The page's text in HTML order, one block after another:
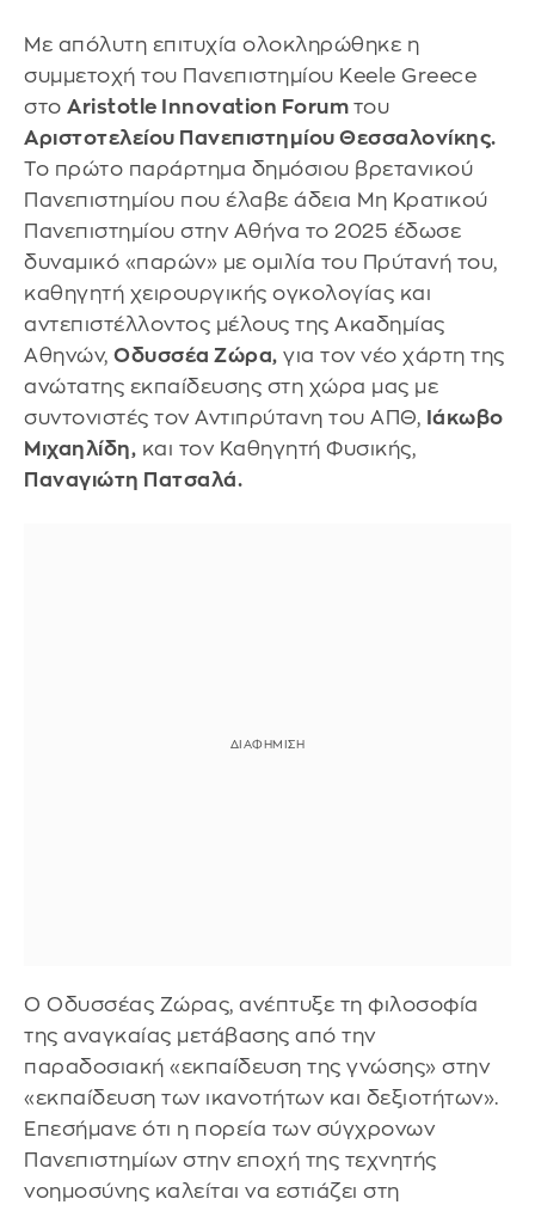
Με απόλυτη επιτυχία ολοκληρώθηκε η
συμμετοχή του Πανεπιστημίου Keele Greece
στο Aristotle Innovation Forum του
Αριστοτελείου Πανεπιστημίου Θεσσαλονίκης.
Το πρώτο παράρτημα δημόσιου βρετανικού
Πανεπιστημίου που έλαβε άδεια Μη Κρατικού
Πανεπιστημίου στην Αθήνα το 2025 έδωσε
δυναμικό «παρών» με ομιλία του Πρύτανή του,
καθηγητή χειρουργικής ογκολογίας και
αντεπιστέλλοντος μέλους της Ακαδημίας
Αθηνών, Οδυσσέα Ζώρα, για τον νέο χάρτη της
ανώτατης εκπαίδευσης στη χώρα μας με
συντονιστές τον Αντιπρύτανη του ΑΠΘ, Ιάκωβο
Μιχαηλίδη, και τον Καθηγητή Φυσικής,
Παναγιώτη Πατσαλά.
Ο Οδυσσέας Ζώρας, ανέπτυξε τη φιλοσοφία
της αναγκαίας μετάβασης από την
παραδοσιακή «εκπαίδευση της γνώσης» στην
«εκπαίδευση των ικανοτήτων και δεξιοτήτων».
Επεσήμανε ότι η πορεία των σύγχρονων
Πανεπιστημίων στην εποχή της τεχνητής
νοημοσύνης καλείται να εστιάζει στη